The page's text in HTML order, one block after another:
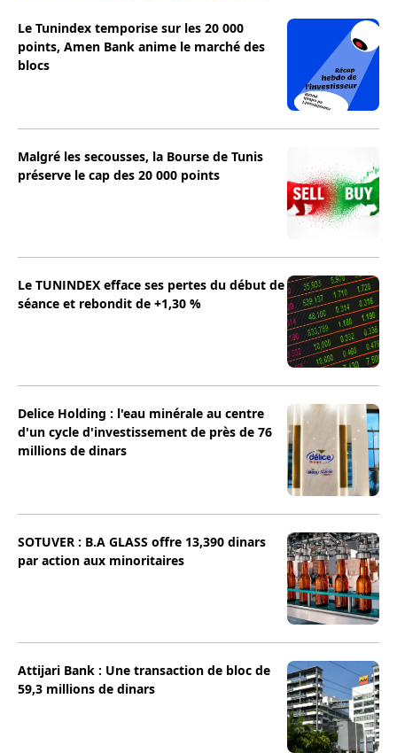
Le Tunindex temporise sur les 20 000
points, Amen Bank anime le marché des
blocs
Malgré les secousses, la Bourse de Tunis
préserve le cap des 20 000 points
Le TUNINDEX efface ses pertes du début de
séance et rebondit de +1,30 %
Delice Holding : l'eau minérale au centre
d'un cycle d'investissement de près de 76
millions de dinars
SOTUVER : B.A GLASS offre 13,390 dinars
par action aux minoritaires
Attijari Bank : Une transaction de bloc de
59,3 millions de dinars